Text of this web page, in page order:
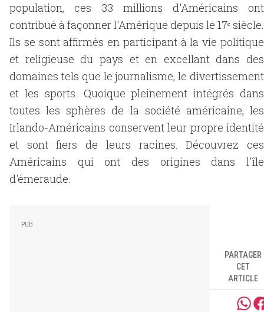
population, ces 33 millions d'Américains ont
contribué à façonner l'Amérique depuis le 17ᵉ siècle.
Ils se sont affirmés en participant à la vie politique
et religieuse du pays et en excellant dans des
domaines tels que le journalisme, le divertissement
et les sports. Quoique pleinement intégrés dans
toutes les sphères de la société américaine, les
Irlando-Américains conservent leur propre identité
et sont fiers de leurs racines. Découvrez ces
Américains qui ont des origines dans l'île
d'émeraude.
PARTAGER
CET
ARTICLE